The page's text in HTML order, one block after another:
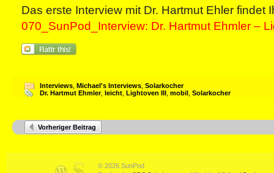
Das erste Interview mit Dr. Hartmut Ehler findet
070_SunPod_Interview: Dr. Hartmut Ehmler –
Interviews Michael's Interviews Solarkocher
Dr. Hartmut Ehmler, leicht Lightoven III mobil Solarkocher
Vorheriger Beitrag
© 2026 SunPod